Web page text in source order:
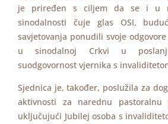
je priređen s ciljem da se i u
sinodalnosti čuje glas OSI,
savjetovanja ponudili svoje
u sinodalnoj Crkvi u
suodgovornost vjernika s
Sjednica je, također, poslužila za
aktivnosti za narednu pastoralnu
uključujući Jubilej osoba s